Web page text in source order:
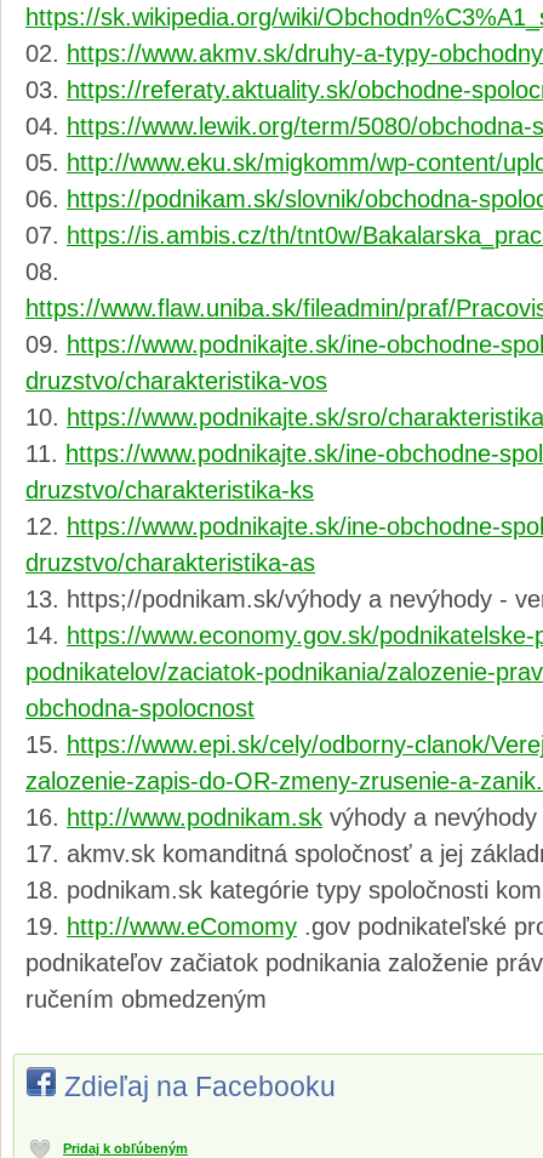
https://sk.wikipedia.org/wiki/
https://www.akmv.sk/druhy-a-typy-
https://referaty.aktuality.sk/obchodne-
https://www.lewik.org/term/5080/
http://www.eku.sk/migkomm/wp-content/
https://podnikam.sk/slovnik/obchodna-
https://is.ambis.cz/th/tnt0w/
https://www.flaw.uniba.sk/fileadmin/praf/
https://www.podnikajte.sk/ine-obchodne-
druzstvo/charakteristika-vos
https://www.podnikajte.sk/sro/
https://www.podnikajte.sk/ine-obchodne-
druzstvo/charakteristika-ks
https://www.podnikajte.sk/ine-obchodne-
druzstvo/charakteristika-as
https;//podnikam.sk/výhody a nevýhody -
https://www.economy.gov.sk/
podnikatelov/zaciatok-podnikania/zalozenie-
obchodna-spolocnost
https://www.epi.sk/cely/odborny-clanok/
zalozenie-zapis-do-OR-zmeny-zrusenie-a-
http://www.podnikam.sk výhody a
akmv.sk komanditná spoločnosť a jej
podnikam.sk kategórie typy spoločnosti
http://www.eComomy .gov podnikateľské
podnikateľov začiatok podnikania založenie
ručením obmedzeným
Zdieľaj na Facebooku
Pridaj k obľúbeným